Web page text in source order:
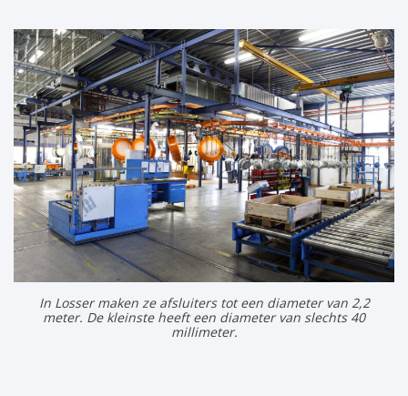
In Losser maken ze afsluiters tot een diameter van 2,2
meter. De kleinste heeft een diameter van slechts 40
millimeter.